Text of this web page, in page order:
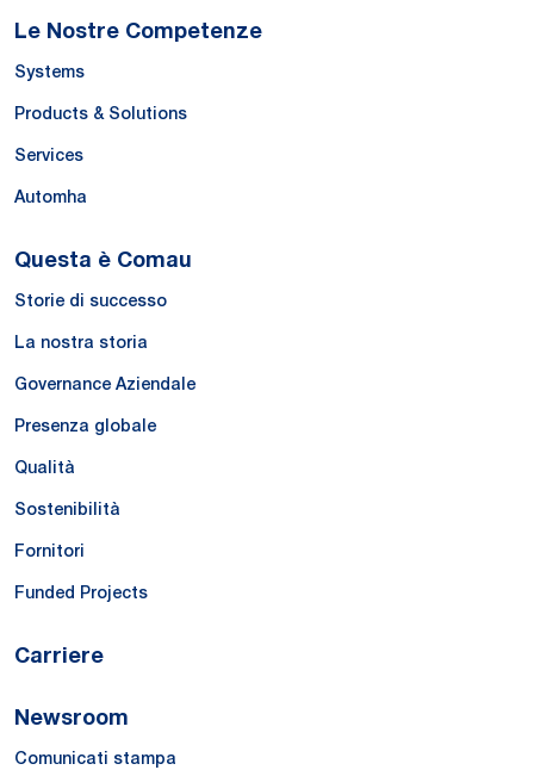
Le Nostre Competenze
Systems
Products & Solutions
Services
Automha
Questa è Comau
Storie di successo
La nostra storia
Governance Aziendale
Presenza globale
Qualità
Sostenibilità
Fornitori
Funded Projects
Carriere
Newsroom
Comunicati stampa